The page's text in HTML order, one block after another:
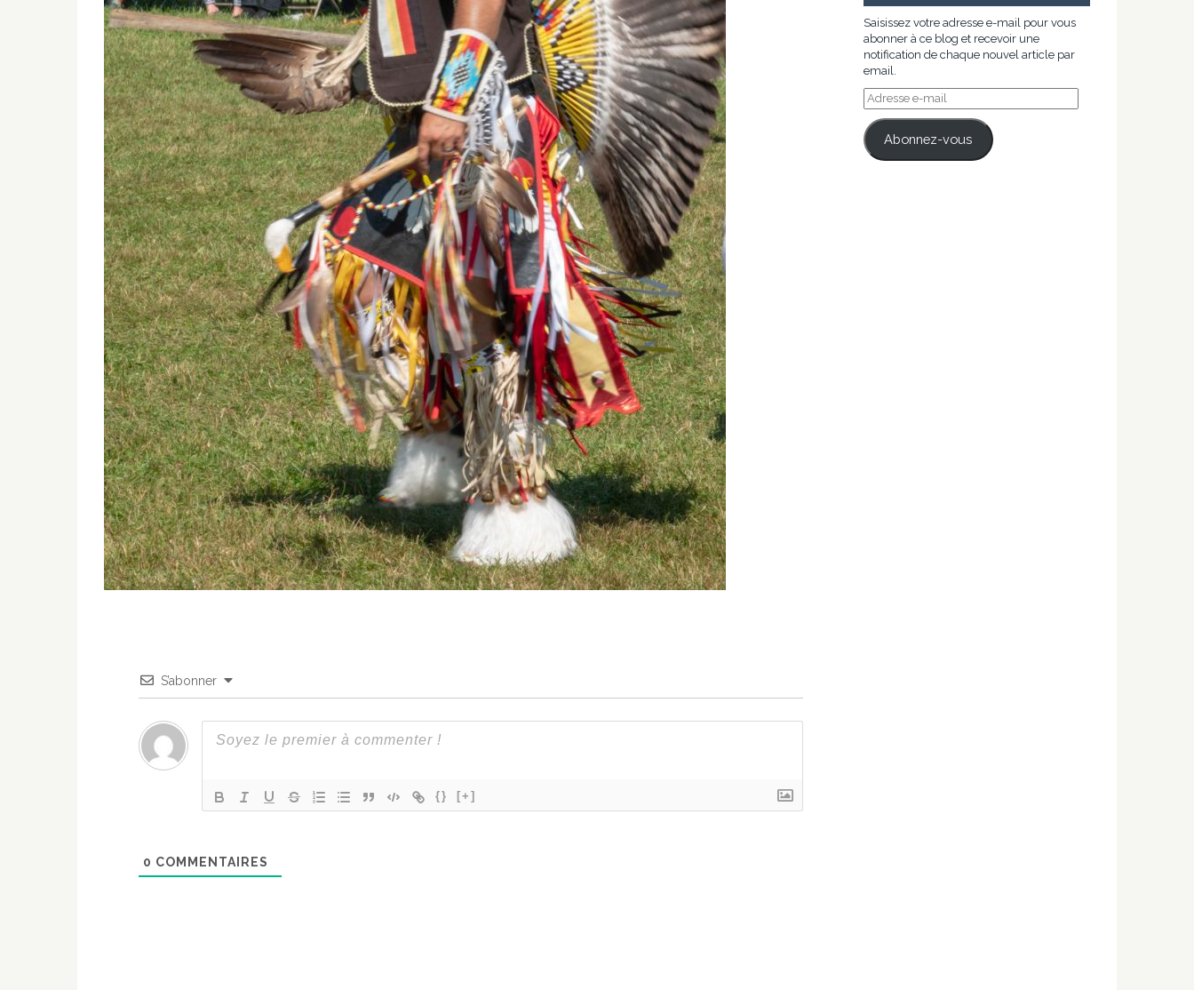
S’abonner
{} [+]
0 COMMENTAIRES
Saisissez votre adresse e-mail pour vous
abonner à ce blog et recevoir une
notification de chaque nouvel article par
email.
Adresse
e-
mail
Abonnez-vous